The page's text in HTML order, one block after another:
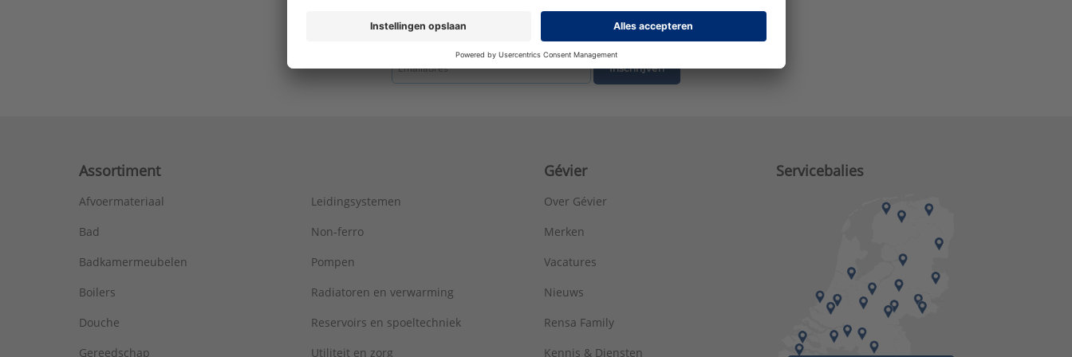
Ons laatste nieuws ontvangen omtrent productnieuws, acties en andere interessante zaken?
Inschrijven
Assortiment
Afvoermateriaal
Bad
Badkamermeubelen
Boilers
Douche
Gereedschap
Leidingsystemen
Non-ferro
Pompen
Radiatoren en verwarming
Reservoirs en spoeltechniek
Utiliteit en zorg
Gévier
Over Gévier
Merken
Vacatures
Nieuws
Rensa Family
Kennis & Diensten
Servicebalies